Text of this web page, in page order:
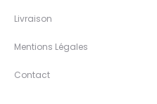
Livraison
Mentions Légales
Contact